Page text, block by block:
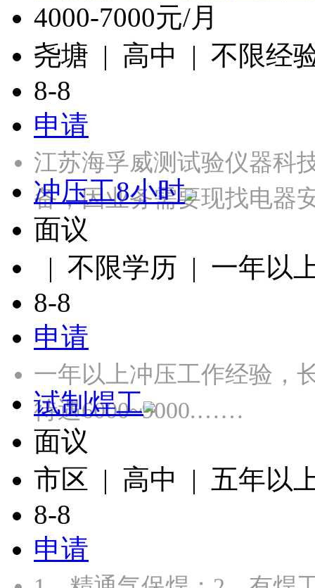
4000-7000元/月
尧塘 | 高中 | 不限经
8-8
申请
江苏海孚威测试验仪器科
备，因业务需要现找电
冲压工8小时
面议
| 不限学历 | 一年以
8-8
申请
一年以上冲压工作经验，
待遇6000~9000.……
试制焊工
面议
市区 | 高中 | 五年以
8-8
申请